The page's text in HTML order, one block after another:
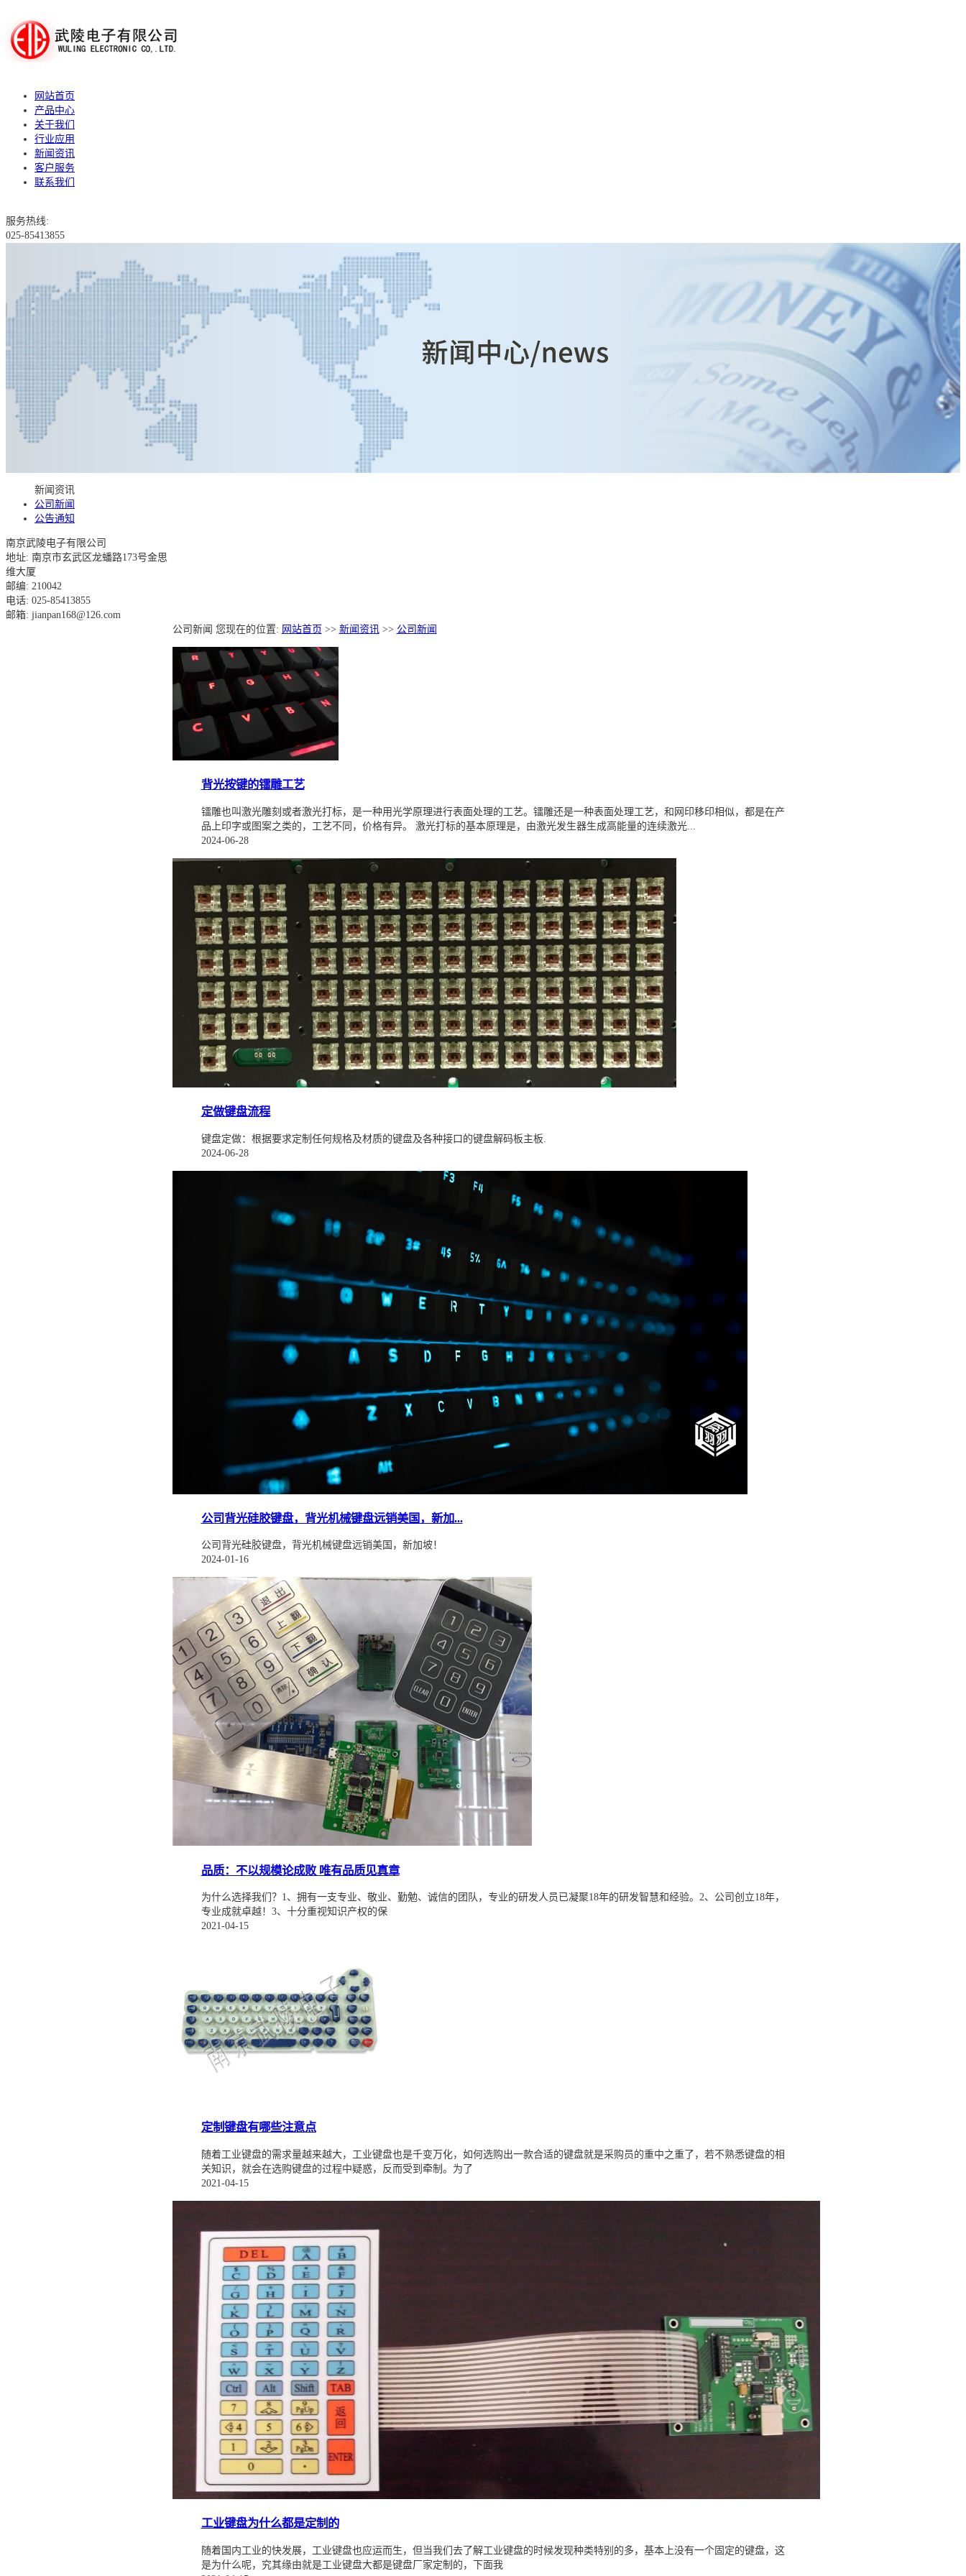
网站首页
产品中心
关于我们
行业应用
新闻资讯
客户服务
联系我们
服务热线:
025-85413855
新闻资讯
公司新闻
公告通知
南京武陵电子有限公司
地址: 南京市玄武区龙蟠路173号金思
维大厦
邮编: 210042
电话: 025-85413855
邮箱: jianpan168@126.com
公司新闻 您现在的位置: 网站首页 >> 新闻资讯>> 公司新闻
背光按键的镭雕工艺
镭雕也叫激光雕刻或者激光打标，是一种用光学原理进行表面处理的工艺。镭雕还是一种表面处理工艺，和网印移印相似，都是在产
品上印字或图案之类的，工艺不同，价格有异。 激光打标的基本原理是，由激光发生器生成高能量的连续激光...
2024-06-28
定做键盘流程
键盘定做：根据要求定制任何规格及材质的键盘及各种接口的键盘解码板主板.
2024-06-28
公司背光硅胶键盘，背光机械键盘远销美国，新加...
公司背光硅胶键盘，背光机械键盘远销美国，新加坡！
2024-01-16
品质：不以规模论成败 唯有品质见真章
为什么选择我们？1、拥有一支专业、敬业、勤勉、诚信的团队，专业的研发人员已凝聚18年的研发智慧和经验。2、公司创立18年，
专业成就卓越！3、十分重视知识产权的保
2021-04-15
定制键盘有哪些注意点
随着工业键盘的需求量越来越大，工业键盘也是千变万化，如何选购出一款合适的键盘就是采购员的重中之重了，若不熟悉键盘的相
关知识，就会在选购键盘的过程中疑惑，反而受到牵制。为了
2021-04-15
工业键盘为什么都是定制的
随着国内工业的快发展，工业键盘也应运而生，但当我们去了解工业键盘的时候发现种类特别的多，基本上没有一个固定的键盘，这
是为什么呢，究其缘由就是工业键盘大都是键盘厂家定制的，下面我